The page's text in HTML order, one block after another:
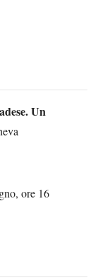
Un
ore 16